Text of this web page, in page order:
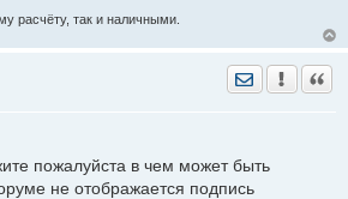
расчёту, так и наличными.
Отправить
пожалуйста в чем может быть
не отображается подпись